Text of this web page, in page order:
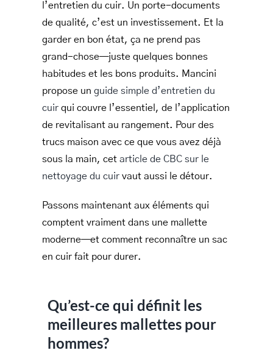
CADEAU
SE CONNECTER
l’entretien du cuir. Un porte-documents
de qualité, c’est un investissement. Et la
garder en bon état, ça ne prend pas
grand-chose—juste quelques bonnes
habitudes et les bons produits. Mancini
propose un guide simple d’entretien du
cuirqui couvre l’essentiel, de l’application
de revitalisant au rangement. Pour des
trucs maison avec ce que vous avez déjà
sous la main, cetarticle de CBC sur le
nettoyage du cuirvaut aussi le détour.
Passons maintenant aux éléments qui
comptent vraiment dans une mallette
moderne—et comment reconnaître un sac
en cuir fait pour durer.
Qu’est-ce qui définit les
meilleures mallettes pour
hommes?